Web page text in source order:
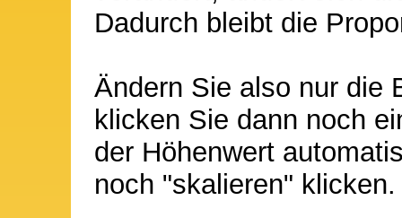
Dadurch bleibt die
Ändern Sie also nur die
klicken Sie dann noch
der Höhenwert
noch "skalieren" klicken.